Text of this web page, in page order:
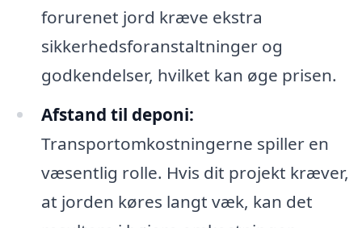
forurenet jord kræve ekstra
sikkerhedsforanstaltninger og
godkendelser, hvilket kan øge prisen.
Afstand til deponi:
Transportomkostningerne spiller en
væsentlig rolle. Hvis dit projekt kræver,
at jorden køres langt væk, kan det